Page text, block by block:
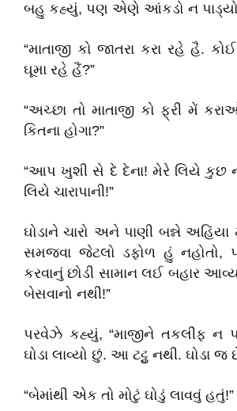
બહુ કહ્યું, પણ એણે આંકડો ન
“માતાજી કો જાતરા કરા રહે હૈ. કોઈ
ઘૂમા રહે હૈં?”
“અચ્છા તો માતાજી કો ફ્રી મેં
કિતના હોગા?”
“આપ ખુશી સે દે દેના! મેરે લિયે કુછ
લિયે ચારાપાની!”
ઘોડાને ચારો અને પાણી બન્ને
સમજવા જેટલો ડફોળ હું નહોતો,
કરવાનું છોડી સામાન લઈ બહાર
બેસવાનો નથી!”
પરવેઝે કહ્યું, “માજીને તકલીફ ન
ઘોડા લાવ્યો છું. આ ટટ્ટુ નથી. ઘોડા જ
“બેમાંથી એક તો મોટું ઘોડું લાવવું હતું!”